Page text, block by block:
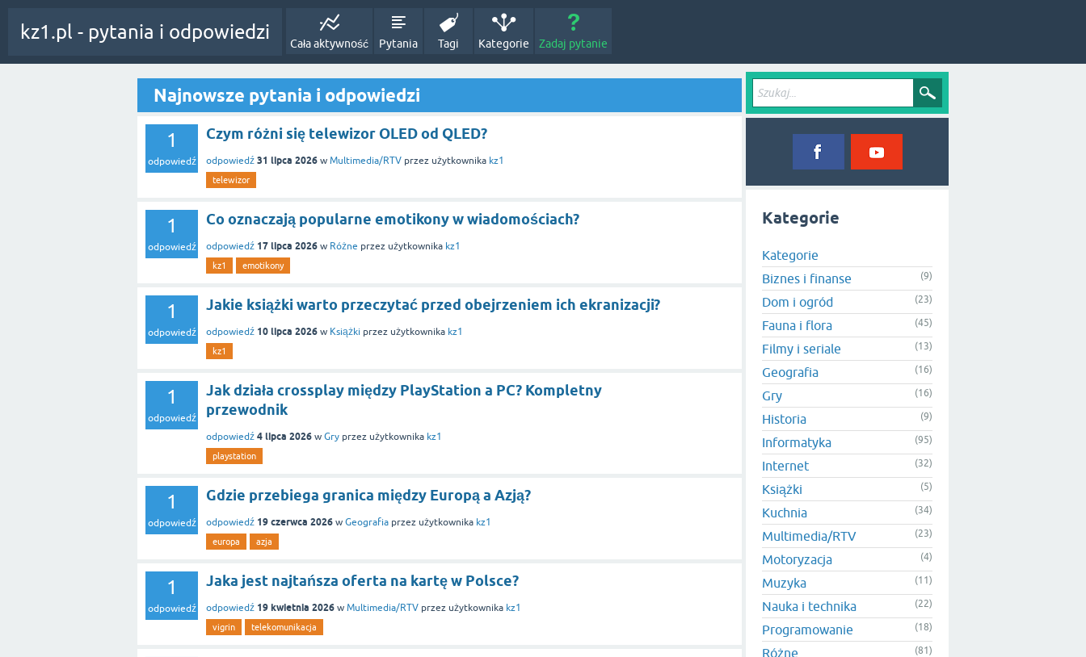
kz1.pl - pytania i odpowiedzi
Cała aktywność Pytania Tagi Kategorie Zadaj pytanie
Najnowsze pytania i odpowiedzi
1
odpowiedź
Czym różni się telewizor OLED od QLED?
odpowiedź 31 lipca 2026 w Multimedia/RTV przez użytkownika kz1
telewizor
1
odpowiedź
Co oznaczają popularne emotikony w wiadomościach?
odpowiedź 17 lipca 2026 w Różne przez użytkownika kz1
kz1 emotikony
1
odpowiedź
Jakie książki warto przeczytać przed obejrzeniem ich ekranizacji?
odpowiedź 10 lipca 2026 w Książki przez użytkownika kz1
kz1
1
odpowiedź
Jak działa crossplay między PlayStation a PC? Kompletny
przewodnik
odpowiedź 4 lipca 2026 w Gry przez użytkownika kz1
playstation
1
odpowiedź
Gdzie przebiega granica między Europą a Azją?
odpowiedź 19 czerwca 2026 w Geografia przez użytkownika kz1
europa azja
1
odpowiedź
Jaka jest najtańsza oferta na kartę w Polsce?
odpowiedź 19 kwietnia 2026 w Multimedia/RTV przez użytkownika kz1
vigrin telekomunikacja
Kategorie
Kategorie
Biznes i finanse
(9)
Dom i ogród (23)
Fauna i flora (45)
Filmy i seriale (13)
Geografia (16)
Gry (16)
Historia (9)
Informatyka (95)
Internet (32)
Książki (5)
Kuchnia (34)
Multimedia/RTV (23)
Motoryzacja (4)
Muzyka (11)
Nauka i technika (22)
Programowanie (18)
Różne (81)